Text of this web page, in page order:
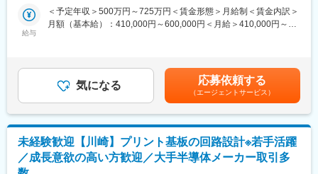
完全土日祝休み、全社の平均残業時間は20時間以内とメリハリを
つけて働くことができます。その他、社内外研修の取り入れなど
ハードウェア開発支援（設計～量産）を行う、ファブレスメーカ
ーです。提案型のハードウェア開発を強みとし、要求スペックが
高く他社では引き受けることが難しい案件を進んで引き受けてき
CS向上につながり既存顧客においてはリピート率100%且つ戦略
的開発メイン案件もお任せいただいております。
また、メンバーも２０、３０代を中心とし、裁量も広く、若手で
の成長・活躍が実現できる職場環境になります。
を担っていただきます。
■業務詳細：
ジメント業務全般をお任せいたします。
■社風：
■当社の魅力：
医療・介護で40年以上の実績を持つツツイグループです。『地域
給与
＜予定年収＞500万円～725万円＜賃金形態＞月給制＜賃金内訳＞
月額（基本給）：410,000円～600,000円＜月給＞410,000円～
気になる 応募依頼する
（エージェントサービス）
未経験歓迎【川崎】プリント基板の回路設計※若手活躍
／成長意欲の高い方歓迎／大手半導体メーカー取引多